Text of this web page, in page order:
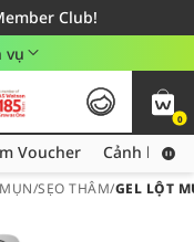
Club!
từ 249,000Đ
vực TP. Hồ Chí Minh
vụ
0
Voucher Cảnh báo
SẸO THÂM/GEL LỘT